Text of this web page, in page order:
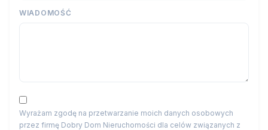
WIADOMOŚĆ
Wyrażam zgodę na przetwarzanie moich danych osobowych
przez firmę Dobry Dom Nieruchomości dla celów związanych z